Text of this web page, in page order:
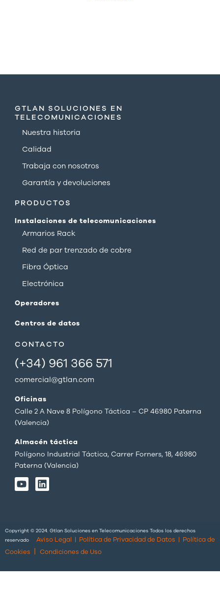
GTLAN SOLUCIONES EN
TELECOMUNICACIONES
Nuestra historia
Calidad
Trabaja con nosotros
Garantía y devoluciones
PRODUCTOS
Instalaciones de telecomunicaciones
Armarios Rack
Red de par trenzado de cobre
Fibra Óptica
Electrónica
Operadores
Centros de datos
CONTACTO
(+34) 961 366 571
comercial@gtlan.com
Oficinas
Calle 2 A Nave 8 Polígono Táctica – CP 46980 Paterna
(Valencia)
Almacén táctica
Polígono Industrial Táctica, Carrer Forners, 18, 46980
Paterna (Valencia)
Y
o
e
L
i
i
n
Copyright © 2024. Gtlan Soluciones en Telecomunicaciones Todos los derechos
reservado Aviso Legal | Política de Privacidad de Datos | Política de
Cookies | Condiciones de Uso